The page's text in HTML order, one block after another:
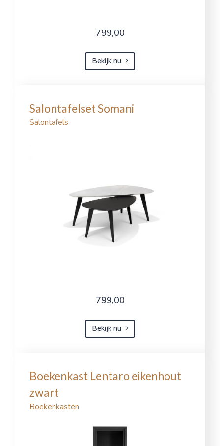
799,00
Bekijk nu
Salontafelset Somani
Salontafels
799,00
Bekijk nu
Boekenkast Lentaro eikenhout
zwart
Boekenkasten